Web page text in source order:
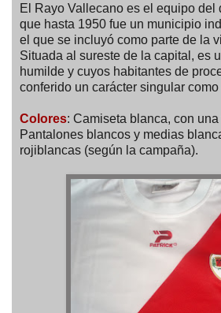
El Rayo Vallecano es el equipo del
que hasta 1950 fue un municipio
el que se incluyó como parte de la
Situada al sureste de la capital, es
humilde y cuyos habitantes de
conferido un carácter singular
Colores: Camiseta blanca, con
Pantalones blancos y medias
rojiblancas (según la campaña).